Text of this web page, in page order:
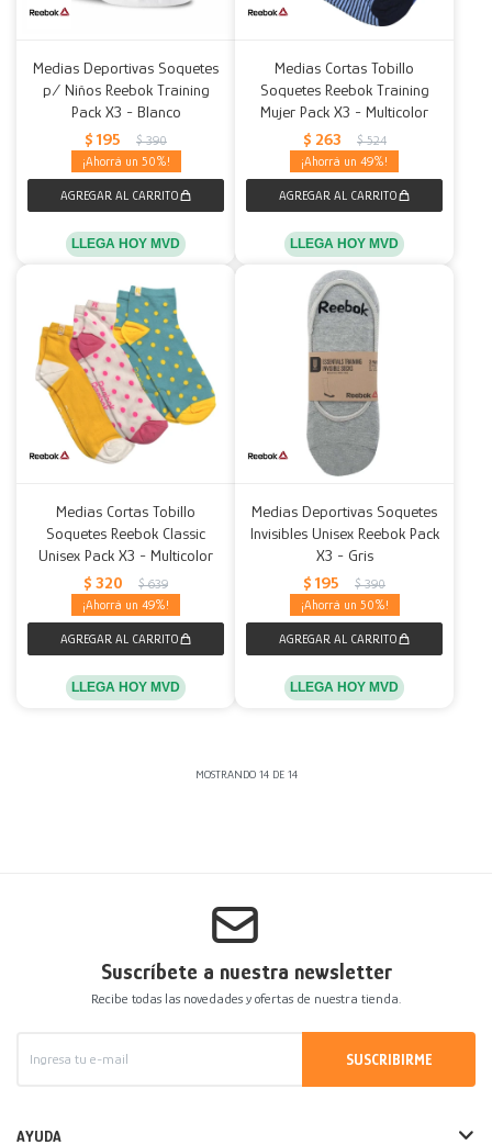
Medias Deportivas Soquetes
p/ Niños Reebok Training
Pack X3 - Blanco
$ 195 $ 390
50
LLEGA HOY MVD
Medias Cortas Tobillo
Soquetes Reebok Training
Mujer Pack X3 - Multicolor
$ 263 $ 524
49
LLEGA HOY MVD
Medias Cortas Tobillo
Soquetes Reebok Classic
Unisex Pack X3 - Multicolor
$ 320 $ 639
49
LLEGA HOY MVD
Medias Deportivas Soquetes
Invisibles Unisex Reebok Pack
X3 - Gris
$ 195 $ 390
50
LLEGA HOY MVD
MOSTRANDO 14DE 14
Suscríbete a nuestra newsletter
Recibe todas las novedades y ofertas de nuestra tienda.
SUSCRIBIRME
AYUDA